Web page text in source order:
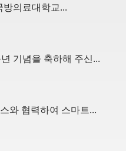
의료대학교...
기념을 축하해 주신...
와 협력하여 스마트...